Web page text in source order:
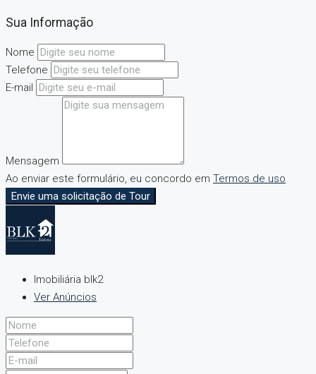
Sua Informação
Nome
Telefone
E-mail
Mensagem
Ao enviar este formulário, eu concordo em Termos de uso
Envie uma solicitação de Tour
Imobiliária blk2
Ver Anúncios